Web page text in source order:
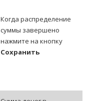
Когда распределение
суммы завершено
нажмите на кнопку
Сохранить